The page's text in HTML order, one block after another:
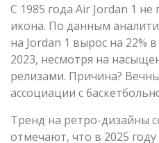
С 1985 года Air Jordan 1 не
икона. По данным
на Jordan 1 вырос на 22%
2023, несмотря на
релизами. Причина?
ассоциации с
Тренд на ретро-дизайны
отмечают, что в 2025